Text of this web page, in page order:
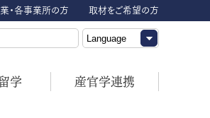
・各事業所の方 取材をご希望の方
学 産官学連携